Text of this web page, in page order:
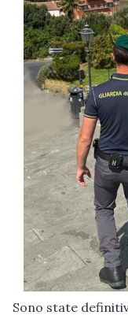
Sono state